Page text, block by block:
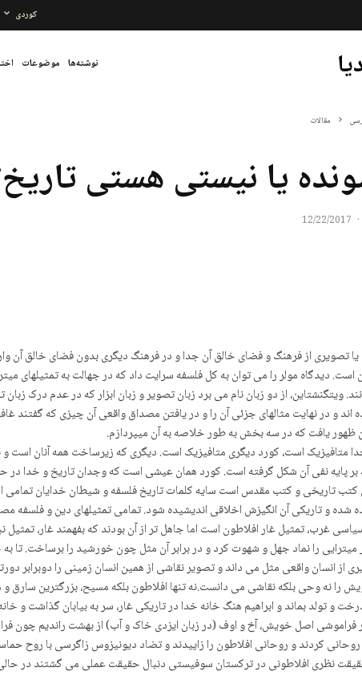
کوردی
نوشتەها موضوعات
مقالات
یا نیستی هستی
·
12/22/2017
یا تصویری از فرهنگ و فضای خالق آن جدا و در فرهنگ دیگری بدون فضای خالق آن
دیدگاه مولر را می توان به کل فلسفه سرایت داد که در جهالت به تمثیلهای
ویتگنشتاین، از دو زبان نام می برد زبان تصویر و زبان ابزار که در عدم درک
اند و در نهایت مثالهای جزئی آن را و در یافتن مصداق واقعی آن چیزی که گفتند
ظهور یافت که در سه بخش به طور خلاصه به آن میپردازم.
خدا متافیزیک است، کورد دیگری متافیزیک است. دیگری که زیرساخت همه آنان
بر پایه نفی آن شکل گرفته است. کورد همان عیشی است که وجدان تاریخ و خدا
تاریخی و کتب مقدس است سایه کلمات تاریخ فلسفه و شیطان خدایان تمامی
شده و تاریکی آن انگیزش اخلاقی اندیشیده شود. تمامی تمثیلهای دین و فلسفه
غرب، تمثیل غار افلاطون است اما جاهل تر از آن بودند که بفهمند غار، تمثیل
را نماد جهل و شهوت کرد و در برابر آن مثل چون خورشید را برساخت. تا به
از انسان واقعی مثل می داند و تصویر نقاشی از همین انسان زمینی را دوبرابر
نه وحی بلکه نقاشی می دانست.نه تنها افلاطون بلکه مسیح، بزرگترین سارق
تولد بماند و ابراهیم هنگ خانه خدا در تاریکی غار، سر به بیابان گذاشت و
فراموشی اصل خویش، آخ و اوف (در زبان ایزدی خاک و آب) از بهشت راندیم چون
کردند و روحانی افلاطون را زاییدند و تضاد دیونیزوس زاگرسی با روح
نظری افلاطونی در ترکستان سوفیستی دنبال حقیقت عملی می گشتند در